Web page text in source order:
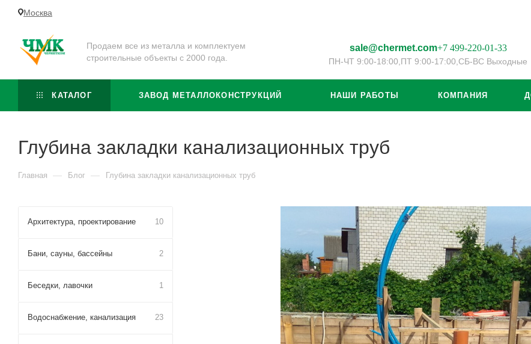
Москва
Продаем все из металла и комплектуем
строительные объекты с 2000 года.
sale@chermet.com+7 499-220-01-33
ПН-ЧТ 9:00-18:00, ПТ 9:00-17:00, СБ-ВС Выходные
КАТАЛОГ ЗАВОД МЕТАЛЛОКОНСТРУКЦИЙ НАШИ РАБОТЫ КОМПАНИЯ
Глубина закладки канализационных труб
Главная — Блог — Глубина закладки канализационных труб
Архитектура, проектирование 10
Бани, сауны, бассейны 2
Беседки, лавочки 1
Водоснабжение, канализация 23